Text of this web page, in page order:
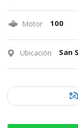
Motor 100
Ubicación San